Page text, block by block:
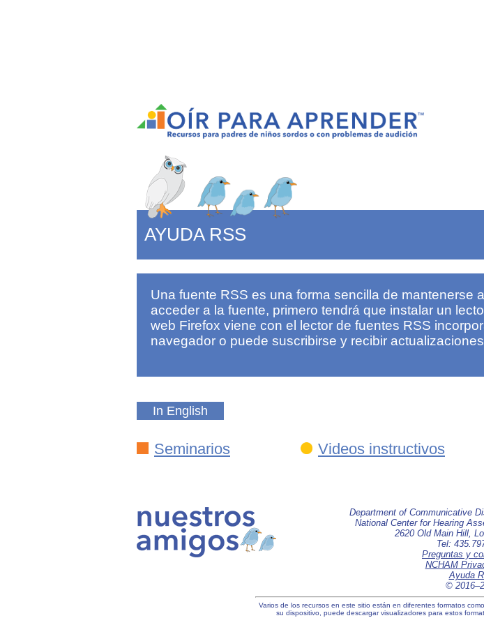
AYUDA RSS
Una fuente RSS es una forma sencilla de mantenerse
acceder a la fuente, primero tendrá que instalar un
web Firefox viene con el lector de fuentes RSS
navegador o puede suscribirse y recibir
In English
Seminarios Videos instructivos
Department of Communicative
National Center for Hearing
2620 Old Main Hill,
Tel:
Preguntas y
NCHAM
Ayuda
© 2016–
Varios de los recursos en este sitio están en diferentes formatos
su dispositivo, puede descargar visualizadores para estos